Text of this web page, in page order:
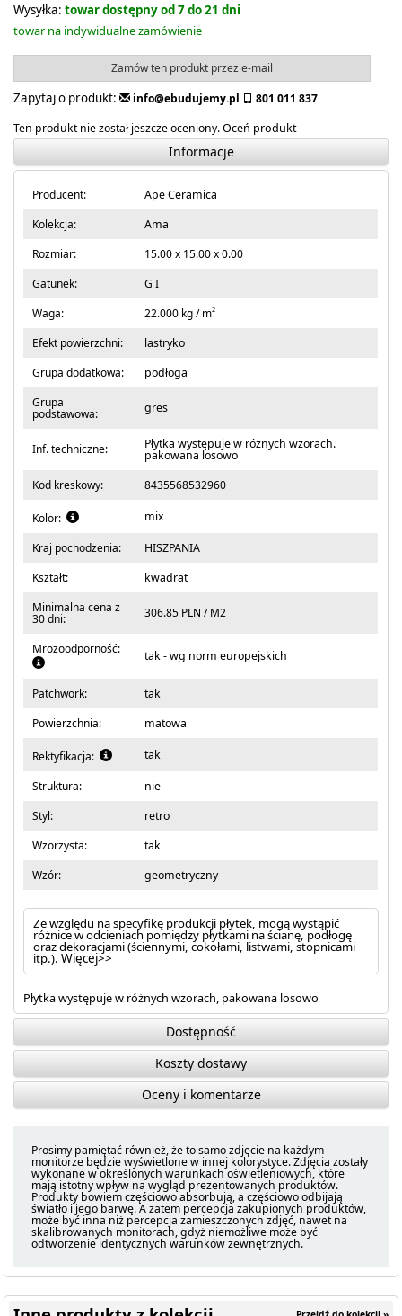
Wysyłka: towar dostępny od 7 do 21 dni
towar na indywidualne zamówienie
Zamów ten produkt przez e-mail
Zapytaj o produkt: info@ebudujemy.pl
801 011 837
Ten produkt nie został jeszcze oceniony.Oceń produkt
Informacje
Producent:
Ape Ceramica
Kolekcja:
Ama
Rozmiar:
15.00 x 15.00 x 0.00
Gatunek:
G I
Waga:
22.000 kg / m2
Efekt powierzchni:
lastryko
Grupa dodatkowa:
podłoga
Grupa
podstawowa: gres
Inf. techniczne: Płytka występuje w różnych wzorach.
pakowana losowo
Kod kreskowy:
8435568532960
Kolor: mix
Kraj pochodzenia:
HISZPANIA
Kształt:
kwadrat
Minimalna cena z
30 dni: 306.85 PLN / M2
Mrozoodporność: tak - wg norm europejskich
Patchwork:
tak
Powierzchnia:
matowa
Rektyfikacja: tak
Struktura:
nie
Styl:
retro
Wzorzysta:
tak
Wzór:
geometryczny
Ze względu na specyfikę produkcji płytek, mogą wystąpić
różnice w odcieniach pomiędzy płytkami na ścianę, podłogę
oraz dekoracjami (ściennymi, cokołami, listwami, stopnicami
itp.).Więcej>>
Płytka występuje w różnych wzorach, pakowana losowo
Dostępność
Koszty dostawy
Oceny i komentarze
Prosimy pamiętać również, że to samo zdjęcie na każdym
monitorze będzie wyświetlone w innej kolorystyce. Zdjęcia zostały
wykonane w określonych warunkach oświetleniowych, które
mają istotny wpływ na wygląd prezentowanych produktów.
Produkty bowiem częściowo absorbują, a częściowo odbijają
światło i jego barwę. A zatem percepcja zakupionych produktów,
może być inna niż percepcja zamieszczonych zdjęć, nawet na
skalibrowanych monitorach, gdyż niemożliwe może być
odtworzenie identycznych warunków zewnętrznych.